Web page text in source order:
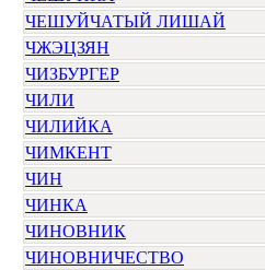
ЧЕШУЙЧАТЫЙ ЛИШАЙ
ЧЖЭЦЗЯН
ЧИЗБУРГЕР
ЧИЛИ
ЧИЛИЙКА
ЧИМКЕНТ
ЧИН
ЧИНКА
ЧИНОВНИК
ЧИНОВНИЧЕСТВО